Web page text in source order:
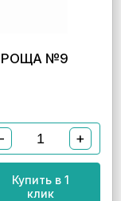
РОЩА №9
+
Купить в 1
клик